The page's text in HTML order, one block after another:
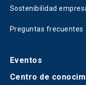
Sostenibilidad
Preguntas frecuentes
Eventos
Centro de